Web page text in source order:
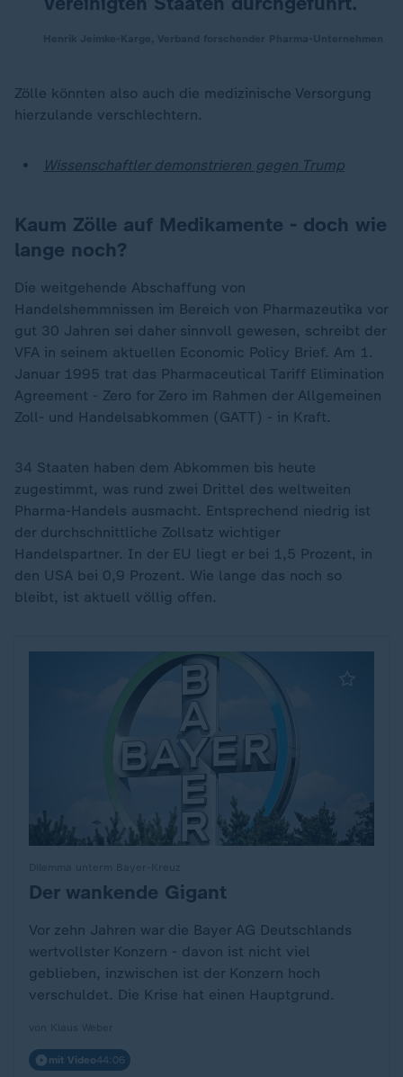
Zölle könnten also auch die medizinische Versorgung
hierzulande verschlechtern.
Wissenschaftler demonstrieren gegen Trump
Kaum Zölle auf Medikamente - doch wie
lange noch?
Die weitgehende Abschaffung von
Handelshemmnissen im Bereich von Pharmazeutika vor
gut 30 Jahren sei daher sinnvoll gewesen, schreibt der
VFA in seinem aktuellen Economic Policy Brief. Am 1.
Januar 1995 trat das Pharmaceutical Tariff Elimination
Agreement - Zero for Zero im Rahmen der Allgemeinen
Zoll- und Handelsabkommen (GATT) - in Kraft.
34 Staaten haben dem Abkommen bis heute
zugestimmt, was rund zwei Drittel des weltweiten
Pharma-Handels ausmacht. Entsprechend niedrig ist
der durchschnittliche Zollsatz wichtiger
Handelspartner. In der EU liegt er bei 1,5 Prozent, in
den USA bei 0,9 Prozent. Wie lange das noch so
bleibt, ist aktuell völlig offen.
:Der wankende Gigant
Vor zehn Jahren war die Bayer AG Deutschlands
wertvollster Konzern - davon ist nicht viel
geblieben, inzwischen ist der Konzern hoch
verschuldet. Die Krise hat einen Hauptgrund.
mit Video44:06